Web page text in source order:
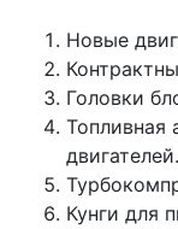
Новые
Головки
Топливная
Кунги для